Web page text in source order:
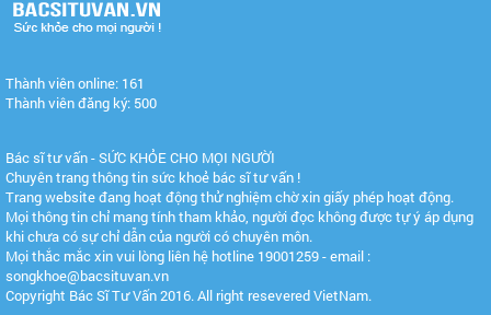
Thành viên online: 161
Thành viên đăng ký: 500
Bác sĩ tư vấn - SỨC KHỎE CHO MỌI NGƯỜI
Chuyên trang thông tin sức khoẻ bác sĩ tư vấn !
Trang website đang hoạt động thử nghiệm chờ xin giấy phép hoạt động.
Mọi thông tin chỉ mang tính tham khảo, người đọc không được tự ý áp dụng
khi chưa có sự chỉ dẫn của người có chuyên môn.
Mọi thắc mắc xin vui lòng liên hệ hotline 19001259 - email :
songkhoe@bacsituvan.vn
Copyright Bác Sĩ Tư Vấn 2016. All right resevered VietNam.